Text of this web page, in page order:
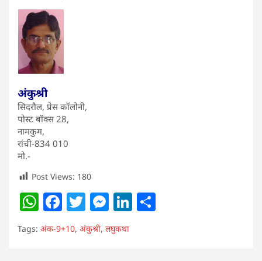
अंकुश्री
सिदरौल, प्रेस कॉलोनी,
पोस्ट बॉक्स 28,
नामकुम,
रांची-834 010
मो.-
Post Views: 180
W
h
at
F
a
c
T
w
itt
M
e
ss
Li
Tags: अंक-9+10, अंकुश्री, लघुकथा